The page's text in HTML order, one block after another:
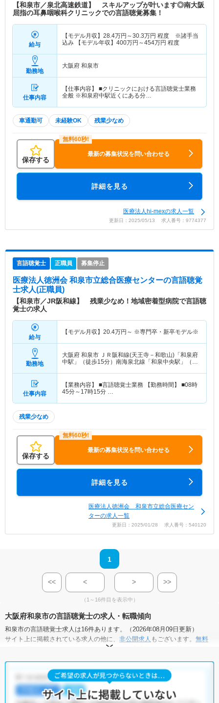
【和泉市／泉北高速鉄道】 スキルアップが叶います◎南大阪
屈指の耳鼻咽喉科クリニックでの言語聴覚募集！
給与
【モデル月収】 28.4万円～30.3万円 程度 ※諸手当
込み 【モデル年収】 400万円～454万円 程度
勤務地
大阪府 和泉市
仕事内容
【仕事内容】 ■クリニックにおける言語聴覚士業務
全般 ※和泉府中駅近くにある分…
車通勤可 未経験OK 残業少なめ
保存する
最新の募集状況を問い合わせる
詳細を見る
医療法人hi-mexの求人一覧
更新日：2025/05/13 求人番号：9774377
言語聴覚士 正職員 募集停止
医療法人徳洲会 和泉市立総合医療センターの言語聴覚
士求人(正職員)
【和泉市／JR阪和線】 残業少なめ！地域密着型病院で言語聴
覚士の求人
給与
【モデル月収】 20.4万円～ ※専門卒・新卒モデル※
勤務地
大阪府 和泉市 ＪＲ阪和線(天王寺－和歌山)「和泉府
中駅」（徒歩15分）南海泉北線「和泉中央駅」（バ
仕事内容
【業務内容】 ■言語聴覚士業務 【勤務時間】 ■08時
45分～17時15分 …
残業少なめ
保存する
最新の募集状況を問い合わせる
詳細を見る
医療法人徳洲会 和泉市立総合医療セン
ターの求人一覧
更新日：2025/01/28 求人番号：540120
1
<< < > >>
（1～16件目を表示中）
大阪府和泉市の言語聴覚士の求人・転職傾向
和泉市の言語聴覚士求人は16件あります。（2026年08月09日更新）
サイト上に掲載されている求人の他に、 非公開求人 もございます。 無料
にお申し込みいただくと、全求人からご希望条件に合
和泉市の言語聴覚士求人では以下のような条件が人気です。
土日祝休・積極採用中・ 新卒OK ・ 正社員(正職員)
クリニック・介護福祉施設・訪問リハビリ(在宅医療)・